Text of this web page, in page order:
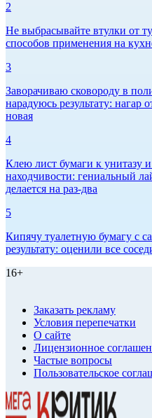
2
Не выбрасывайте втулки от
способов применения на
3
Заворачиваю сковороду в
нарадуюсь результату: нагар
новая
4
Клею лист бумаги к унитазу
находчивости: гениальный
делается на раз-два
5
Кипячу туалетную бумагу с
результату: оценили все
16+
Заказать рекламу
Условия перепечатки
О сайте
Лицензионное
Частые вопросы
Пользовательское